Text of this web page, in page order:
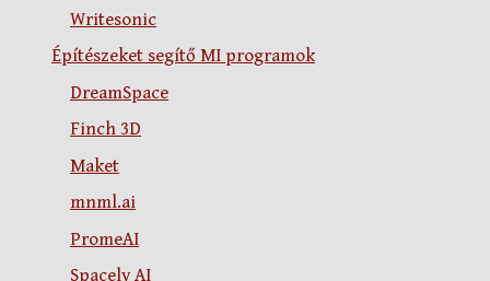
Writesonic
Építészeket segítő MI programok
DreamSpace
Finch 3D
Maket
mnml.ai
PromeAI
Spacely AI